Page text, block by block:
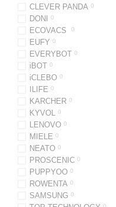
CLEVER PANDA 0
DONI 0
ECOVACS 0
EUFY 0
EVERYBOT 0
iBOT 0
iCLEBO 0
ILIFE 0
KARCHER 0
KYVOL 0
LENOVO 0
MIELE 0
NEATO 0
PROSCENIC 0
PUPPYOO 0
ROWENTA 0
SAMSUNG 0